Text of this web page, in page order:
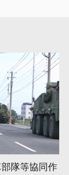
隊等協同作